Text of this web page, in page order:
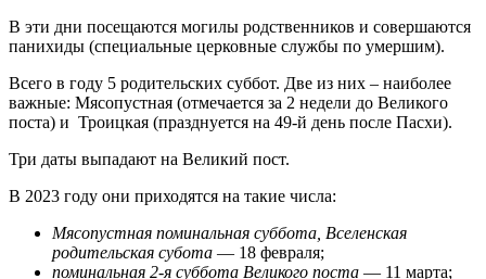
В эти дни посещаются могилы родственников и совершаются
панихиды (специальные церковные службы по умершим).
Всего в году 5 родительских суббот. Две из них – наиболее
важные: Мясопустная (отмечается за 2 недели до Великого
поста) и Троицкая (празднуется на 49-й день после Пасхи).
Три даты выпадают на Великий пост.
В 2023 году они приходятся на такие числа:
Мясопустная поминальная суббота, Вселенская
родительская субота — 18 февраля;
поминальная 2-я суббота Великого поста — 11 марта;